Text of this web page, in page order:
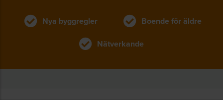
Nya byggregler
Boende för äldre
Nätverkande